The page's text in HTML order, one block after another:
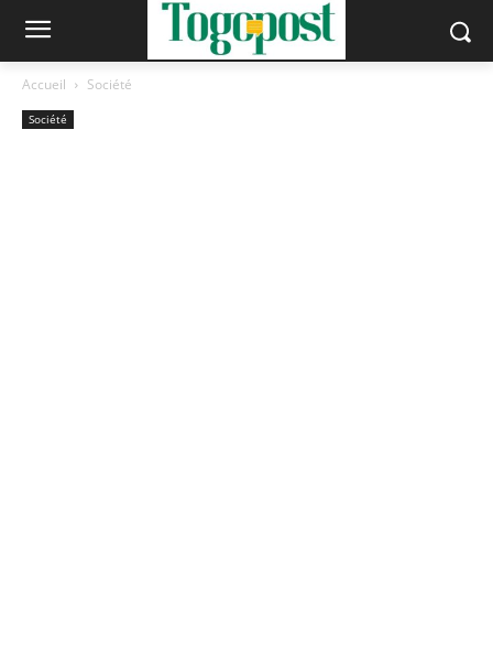
Accueil Société
Société